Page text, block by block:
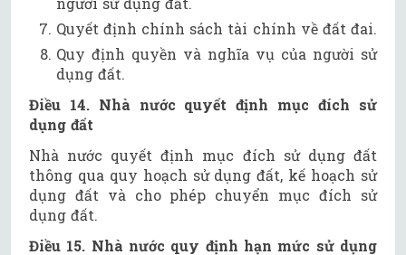
Quyết định chính sách tài chính về đất đai.
Quy định quyền và nghĩa vụ của người sử
dụng đất.
Điều 14. Nhà nước quyết định mục đích sử
dụng đất
Nhà nước quyết định mục đích sử dụng đất
thông qua quy hoạch sử dụng đất, kế hoạch sử
dụng đất và cho phép chuyển mục đích sử
dụng đất.
Điều 15. Nhà nước quy định hạn mức sử dụng